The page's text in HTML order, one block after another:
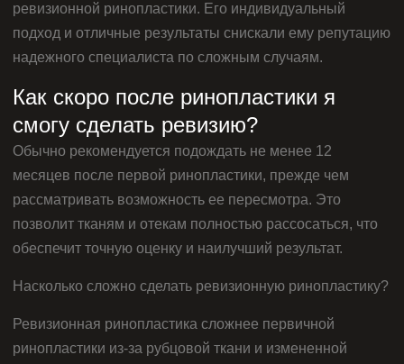
ревизионной ринопластики. Его индивидуальный
подход и отличные результаты снискали ему репутацию
надежного специалиста по сложным случаям.
Как скоро после ринопластики я
смогу сделать ревизию?
Обычно рекомендуется подождать не менее 12
месяцев после первой ринопластики, прежде чем
рассматривать возможность ее пересмотра. Это
позволит тканям и отекам полностью рассосаться, что
обеспечит точную оценку и наилучший результат.
Насколько сложно сделать ревизионную ринопластику?
Ревизионная ринопластика сложнее первичной
ринопластики из-за рубцовой ткани и измененной